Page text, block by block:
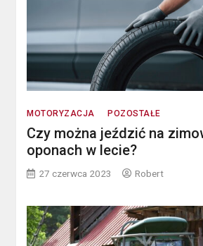
MOTORYZACJA POZOSTAŁE
Czy można jeździć na
oponach w lecie?
27 czerwca 2023 Robert